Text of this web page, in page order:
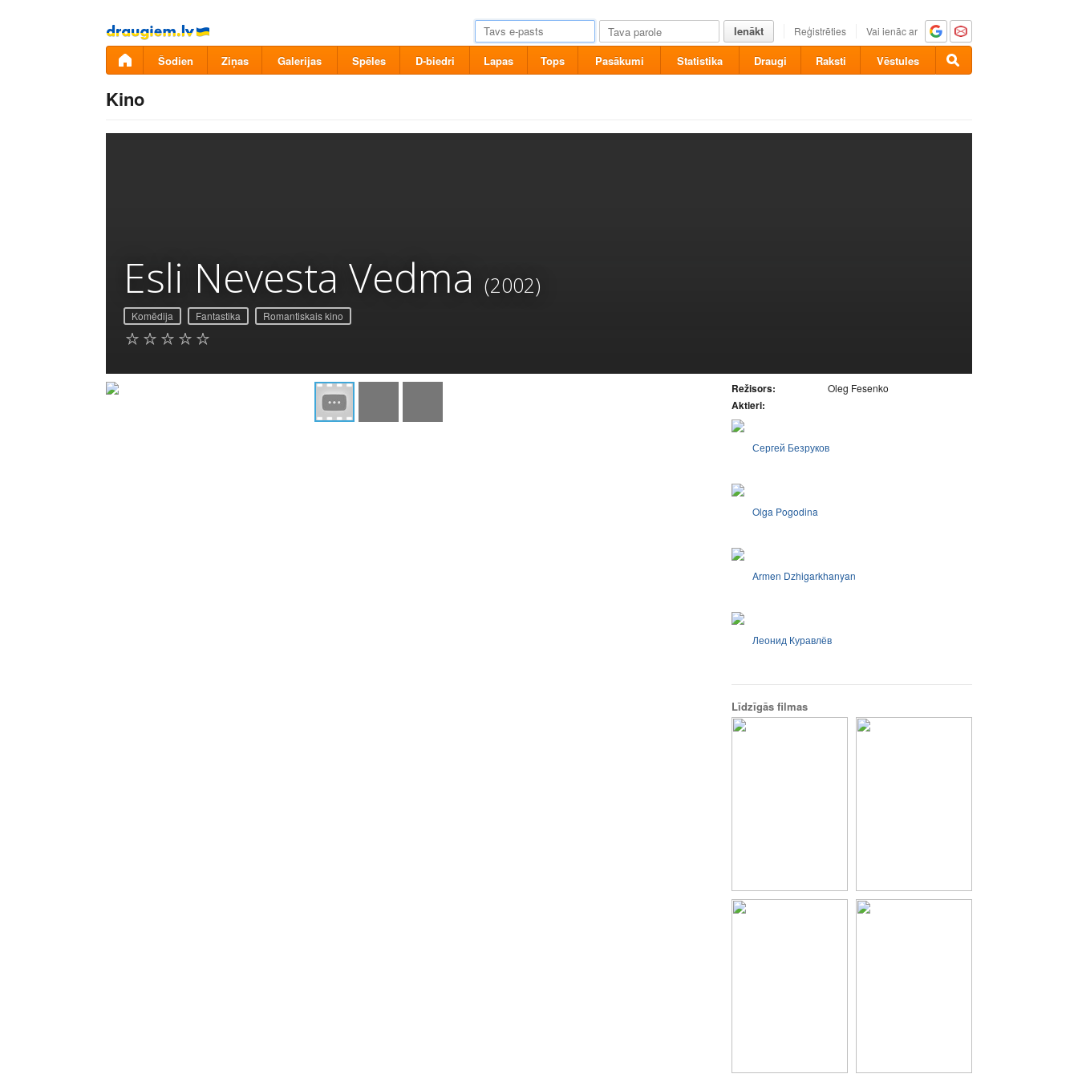
Pāriet
uz
saturu
Ienākt Reģistrēties Vai ienāc ar
Šodien Ziņas Galerijas Spēles D-biedri Lapas Tops Pasākumi Statistika Draugi Raksti Vēstules
Kino
Esli Nevesta Vedma (2002)
Komēdija Fantastika Romantiskais kino
Režisors: Oleg Fesenko
Aktieri:
Сергей Безруков
Olga Pogodina
Armen Dzhigarkhanyan
Леонид Куравлёв
Līdzīgās filmas